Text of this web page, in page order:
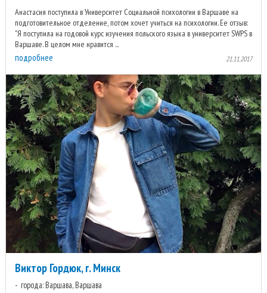
Анастасия поступила в Университет Социальной психологии в Варшаве на
подготовительное отделение, потом хочет учиться на психологии. Ее отзыв:
"Я поступила на годовой курс изучения польского языка в университет SWPS в
Варшаве. В целом мне нравится ...
подробнее 21.11.2017
Виктор Гордюк, г. Минск
города: Варшава, Варшава